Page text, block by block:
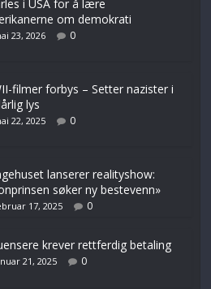
i USA for å lære
om demokrati
23, 2026 0
filmer forbys – Setter nazister i
lys
22, 2025 0
lanserer realityshow:
søker ny bestevenn»
17, 2025 0
krever rettferdig betaling
21, 2025 0